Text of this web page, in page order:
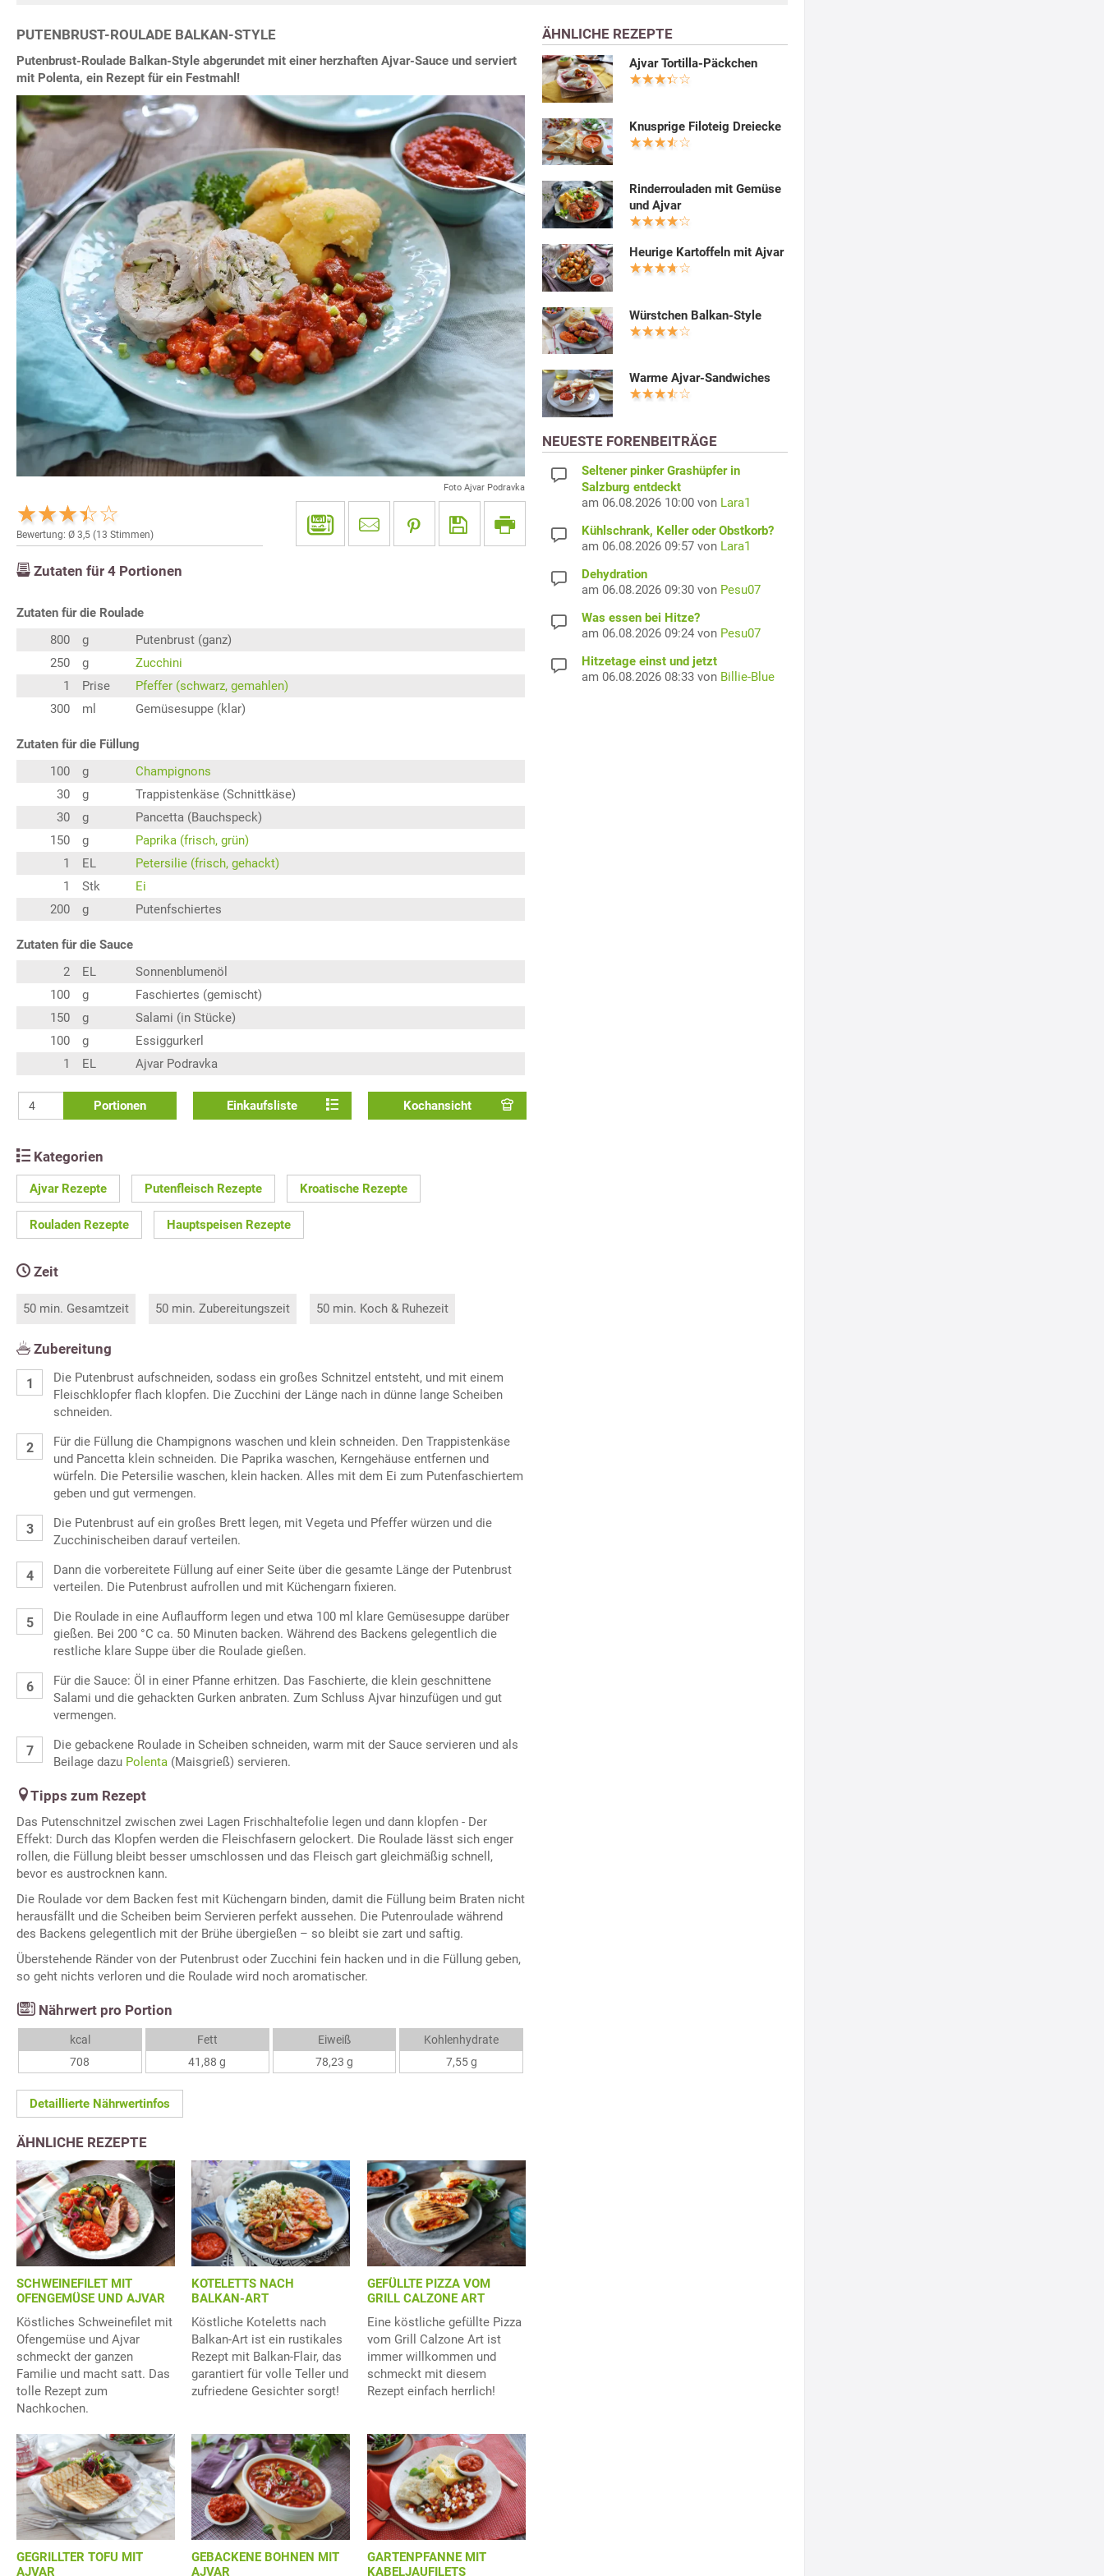
PUTENBRUST-ROULADE BALKAN-STYLE
Putenbrust-Roulade Balkan-Style abgerundet mit einer herzhaften Ajvar-Sauce und serviert
mit Polenta, ein Rezept für ein Festmahl!
Foto Ajvar Podravka
Bewertung: Ø 3,5 (13 Stimmen)
Zutaten für 4 Portionen
Zutaten für die Roulade
800
g
Putenbrust (ganz)
250
g
Zucchini
1
Prise
Pfeffer (schwarz, gemahlen)
300
ml Gemüsesuppe (klar)
Zutaten für die Füllung
100
g
Champignons
30
g
Trappistenkäse (Schnittkäse)
30
g
Pancetta (Bauchspeck)
150
g
Paprika (frisch, grün)
1
EL
Petersilie (frisch, gehackt)
1
Stk
Ei
200
g Putenfschiertes
Zutaten für die Sauce
2
EL
Sonnenblumenöl
100
g
Faschiertes (gemischt)
150
g
Salami (in Stücke)
100
g
Essiggurkerl
1
EL Ajvar Podravka
Portionen Einkaufsliste Kochansicht
Kategorien
Ajvar Rezepte Putenfleisch Rezepte Kroatische Rezepte
Rouladen Rezepte Hauptspeisen Rezepte
Zeit
50 min. Gesamtzeit 50 min. Zubereitungszeit 50 min. Koch & Ruhezeit
Zubereitung
Die Putenbrust aufschneiden, sodass ein großes Schnitzel entsteht, und mit einem
Fleischklopfer flach klopfen. Die Zucchini der Länge nach in dünne lange Scheiben
schneiden.
Für die Füllung die Champignons waschen und klein schneiden. Den Trappistenkäse
und Pancetta klein schneiden. Die Paprika waschen, Kerngehäuse entfernen und
würfeln. Die Petersilie waschen, klein hacken. Alles mit dem Ei zum Putenfaschiertem
geben und gut vermengen.
Die Putenbrust auf ein großes Brett legen, mit Vegeta und Pfeffer würzen und die
Zucchinischeiben darauf verteilen.
Dann die vorbereitete Füllung auf einer Seite über die gesamte Länge der Putenbrust
verteilen. Die Putenbrust aufrollen und mit Küchengarn fixieren.
Die Roulade in eine Auflaufform legen und etwa 100 ml klare Gemüsesuppe darüber
gießen. Bei 200 °C ca. 50 Minuten backen. Während des Backens gelegentlich die
restliche klare Suppe über die Roulade gießen.
Für die Sauce: Öl in einer Pfanne erhitzen. Das Faschierte, die klein geschnittene
Salami und die gehackten Gurken anbraten. Zum Schluss Ajvar hinzufügen und gut
vermengen.
Die gebackene Roulade in Scheiben schneiden, warm mit der Sauce servieren und als
Beilage dazu Polenta (Maisgrieß) servieren.
Tipps zum Rezept
Das Putenschnitzel zwischen zwei Lagen Frischhaltefolie legen und dann klopfen - Der
Effekt: Durch das Klopfen werden die Fleischfasern gelockert. Die Roulade lässt sich enger
rollen, die Füllung bleibt besser umschlossen und das Fleisch gart gleichmäßig schnell,
bevor es austrocknen kann.
Die Roulade vor dem Backen fest mit Küchengarn binden, damit die Füllung beim Braten nicht
herausfällt und die Scheiben beim Servieren perfekt aussehen. Die Putenroulade während
des Backens gelegentlich mit der Brühe übergießen – so bleibt sie zart und saftig.
Überstehende Ränder von der Putenbrust oder Zucchini fein hacken und in die Füllung geben,
so geht nichts verloren und die Roulade wird noch aromatischer.
Nährwert pro Portion
kcal
708
Fett
41,88 g
Eiweiß
78,23 g
Kohlenhydrate
7,55 g
Detaillierte Nährwertinfos
ÄHNLICHE REZEPTE
SCHWEINEFILET MIT
OFENGEMÜSE UND AJVAR
Köstliches Schweinefilet mit
Ofengemüse und Ajvar
schmeckt der ganzen
Familie und macht satt. Das
tolle Rezept zum
Nachkochen.
KOTELETTS NACH
BALKAN-ART
Köstliche Koteletts nach
Balkan-Art ist ein rustikales
Rezept mit Balkan-Flair, das
garantiert für volle Teller und
zufriedene Gesichter sorgt!
GEFÜLLTE PIZZA VOM
GRILL CALZONE ART
Eine köstliche gefüllte Pizza
vom Grill Calzone Art ist
immer willkommen und
schmeckt mit diesem
Rezept einfach herrlich!
GEGRILLTER TOFU MIT
AJVAR
GEBACKENE BOHNEN MIT
AJVAR
GARTENPFANNE MIT
KABELJAUFILETS
ÄHNLICHE REZEPTE
Ajvar Tortilla-Päckchen
Knusprige Filoteig Dreiecke
Rinderrouladen mit Gemüse
und Ajvar
Heurige Kartoffeln mit Ajvar
Würstchen Balkan-Style
Warme Ajvar-Sandwiches
NEUESTE FORENBEITRÄGE
Seltener pinker Grashüpfer in
Salzburg entdeckt
am 06.08.2026 10:00 von Lara1
Kühlschrank, Keller oder Obstkorb?
am 06.08.2026 09:57 von Lara1
Dehydration
am 06.08.2026 09:30 von Pesu07
Was essen bei Hitze?
am 06.08.2026 09:24 von Pesu07
Hitzetage einst und jetzt
am 06.08.2026 08:33 von Billie-Blue